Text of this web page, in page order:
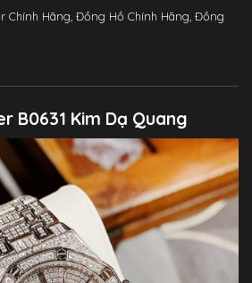
Chính Hãng, Đồng Hồ Chính Hãng, Đồng
B0631 Kim Dạ Quang